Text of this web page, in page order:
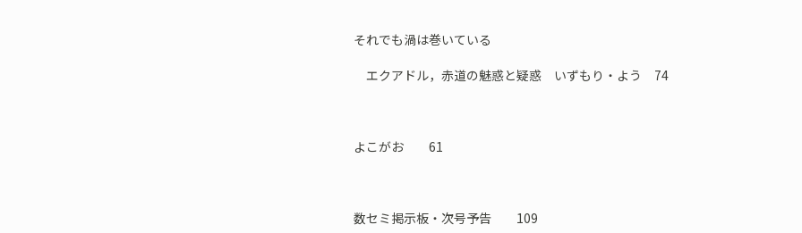
それでも渦は巻いている
エクアドル，赤道の魅惑と疑惑 いずもり・よう 74
よこがお 61
数セミ掲示板・次号予告 109